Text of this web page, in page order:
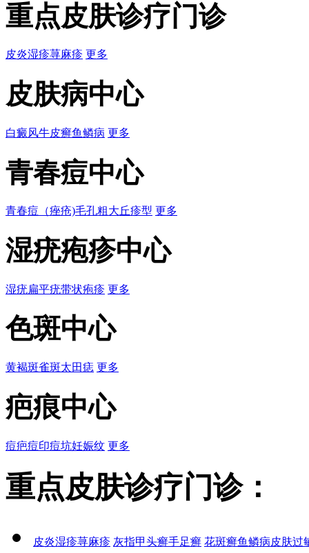
重点皮肤诊疗门诊
皮炎湿疹荨麻疹 更多
皮肤病中心
白癜风牛皮癣鱼鳞病 更多
青春痘中心
青春痘（痤疮)毛孔粗大 丘疹型 更多
湿疣疱疹中心
湿疣扁平疣带状疱疹 更多
色斑中心
黄褐斑雀斑太田痣 更多
疤痕中心
痘疤痘印痘坑妊娠纹 更多
重点皮肤诊疗门诊：
皮炎湿疹荨麻疹 灰指甲头癣手足癣 花斑癣鱼鳞病皮肤过